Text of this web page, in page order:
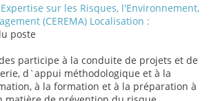
sur les Risques, l'Environnement,
(CEREMA) Localisation :
poste
participe à la conduite de projets et de
d`appui méthodologique et à la
à la formation et à la préparation à